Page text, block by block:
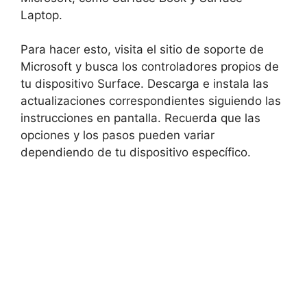
Laptop.
Para hacer esto, visita el sitio de soporte de
Microsoft y busca los controladores propios de
tu dispositivo Surface. Descarga e instala las
actualizaciones correspondientes siguiendo las
instrucciones en pantalla. Recuerda que las
opciones y los pasos pueden variar
dependiendo de tu dispositivo específico.